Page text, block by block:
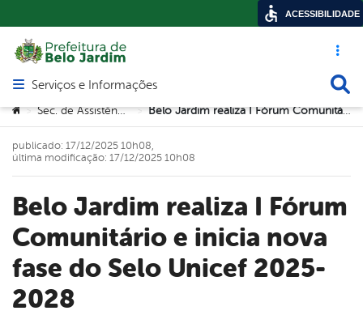
Acesso
Abrir menu principal de navegação
Serviços e Informações
Você está aqui:
> Sec. de Assistência Social > Belo Jardim realiza I Fórum Comunitário e inicia nova fase do Selo Unicef 2025-2028
Belo Jardim realiza I Fórum
Comunitário e inicia nova
fase do Selo Unicef 2025-
2028
publicado: 17/12/2025 10h08,
última modificação: 17/12/2025 10h08
ACESSIBILIDADE